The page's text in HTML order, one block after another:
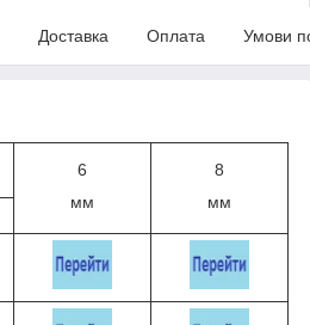
Доставка Оплата Умови
6
мм
8
мм